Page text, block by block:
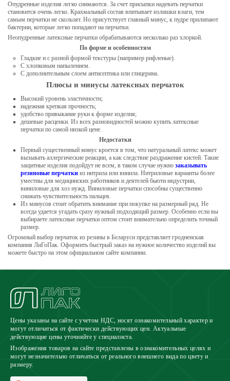
Опудренные изделия легко снимаются. За счет присыпки надевать перчатки
становится очень легко. Крахмальный состав впитывает излишки влаги, тем
самым перчатки не скользят. Но присутствует главный минус, к пудре прилипают
бактерии, которые легко попадают на перчатки.
Неопудренные латексные перчатки обрабатываются несколько раз хлоркой.
По форме и особенностям
Гладкие и с разной формой текстуры (например рифленые).
С хлопковым напылением.
С дополнительным слоем антисептика или глицерина.
Плюсы и минусы латексных перчаток
Высокий уровень эластичности;
надежная крепкая прочность;
удобство привыкание руки к форме изделия;
дешевые расценки. Из всех разновидностей можно купить латексные
перчатки по самой низкой цене.
Недостатки
Первый существенный минус кроется в том, что натуральный латекс может
вызывать аллергические реакции, а как следствие раздражение кистей. Такие
защитные изделия подойдут не всем, в таком случае нужно заказывать
резиновые перчатки из нитрила или винила. Нитриловые варианты более
уместны для медицинских работников и деятелей бьюти индустрии,
виниловые для хоз нужд. Виниловые перчатки способны существенно
снижать чувствительность пальцев.
Из минусов стоит обратить внимание при покупке на размерный ряд. Не
всегда удается угадать сразу нужный подходящий размер. Особенно если вы
выбираете латексные перчатки оптом стоит внимательно определить точный
размер.
Огромный выбор перчаток из резины в Беларуси представляет гродненская
компания ЛиГоПак. Оформить быстрый заказ на нужное количество изделий вы
можете быстро на этом официальном сайте компании.
Цены указаны на сайте с учетом НДС, носят ознакомительный характер и
могут отличаться от фактически действующих цен. Актуальные
действующие цены уточняйте у специалиста.
Изображения товаров на сайте представлены в ознакомительных целях и
могут незначительно отличаться от реального внешнего вида по цвету и
размеру.